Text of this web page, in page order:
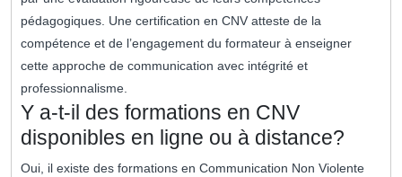
pédagogiques. Une certification en CNV atteste de la
compétence et de l’engagement du formateur à enseigner
cette approche de communication avec intégrité et
professionnalisme.
Y a-t-il des formations en CNV
disponibles en ligne ou à distance?
Oui, il existe des formations en Communication Non Violente